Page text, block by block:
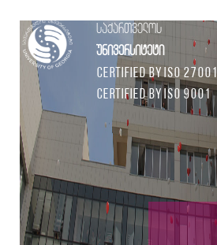
საქართველოს
უნივერსიტეტი
Certified by ISO 27001
Certified by ISO 9001